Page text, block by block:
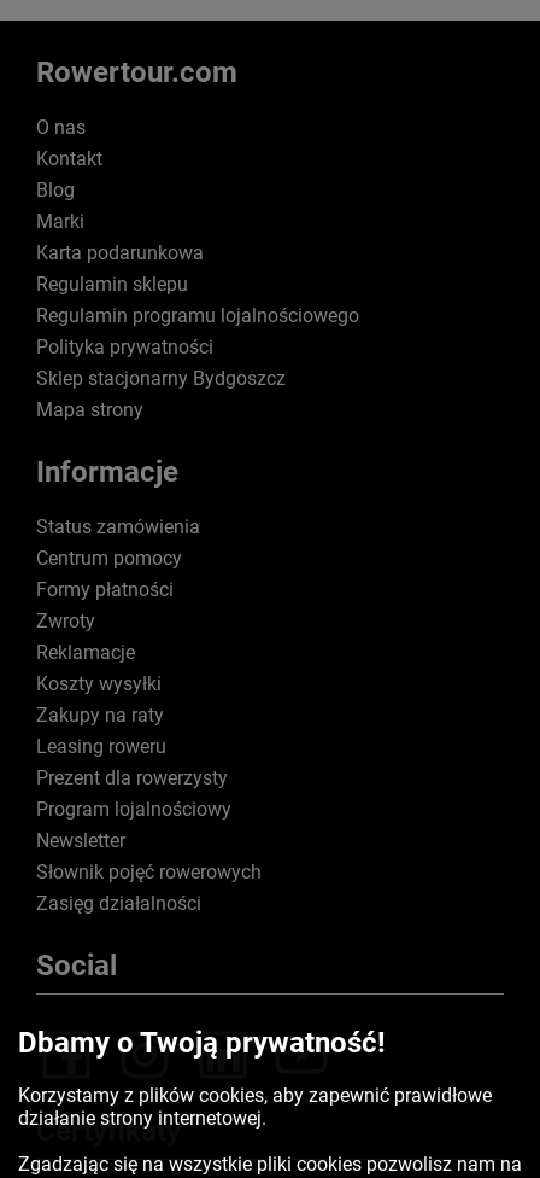
Rowertour.com
O nas
Kontakt
Blog
Marki
Karta podarunkowa
Regulamin sklepu
Regulamin programu lojalnościowego
Polityka prywatności
Sklep stacjonarny Bydgoszcz
Mapa strony
Informacje
Status zamówienia
Centrum pomocy
Formy płatności
Zwroty
Reklamacje
Koszty wysyłki
Zakupy na raty
Leasing roweru
Prezent dla rowerzysty
Program lojalnościowy
Newsletter
Słownik pojęć rowerowych
Zasięg działalności
Social
Certyfikaty
Dbamy o Twoją prywatność!
Korzystamy z plików cookies, aby zapewnić prawidłowe
działanie strony internetowej.
Zgadzając się na wszystkie pliki cookies pozwolisz nam na